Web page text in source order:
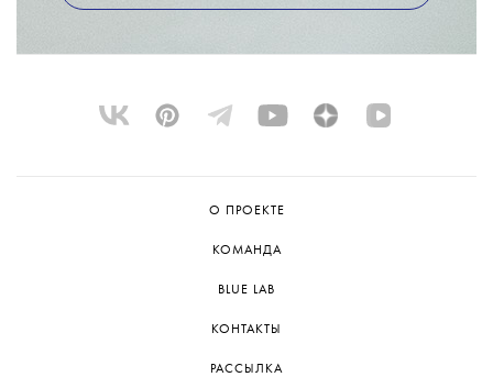
О ПРОЕКТЕ
КОМАНДА
BLUE LAB
КОНТАКТЫ
РАССЫЛКА